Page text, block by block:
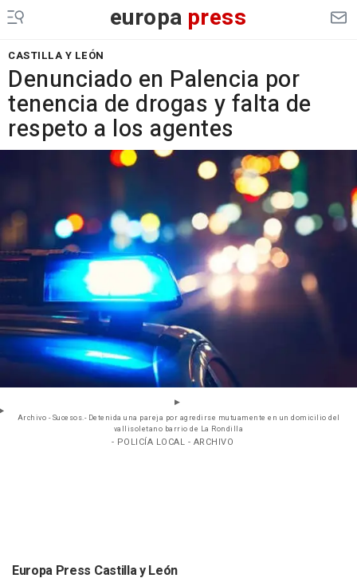
europa press
CASTILLA Y LEÓN
Denunciado en Palencia por
tenencia de drogas y falta de
respeto a los agentes
Archivo - Sucesos.- Detenida una pareja por agredirse mutuamente en un domicilio del
vallisoletano barrio de La Rondilla
- POLICÍA LOCAL - ARCHIVO
Europa Press Castilla y León